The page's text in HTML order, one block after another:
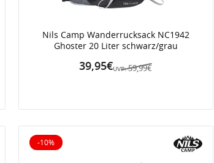
Nils Camp Wanderrucksack NC1942
Ghoster 20 Liter schwarz/grau
UVP: 59,99€
39,95€
-10%
10% reduziert